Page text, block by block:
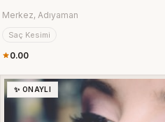
Merkez, Adıyaman
Saç Kesimi
0.00
✨ ONAYLI